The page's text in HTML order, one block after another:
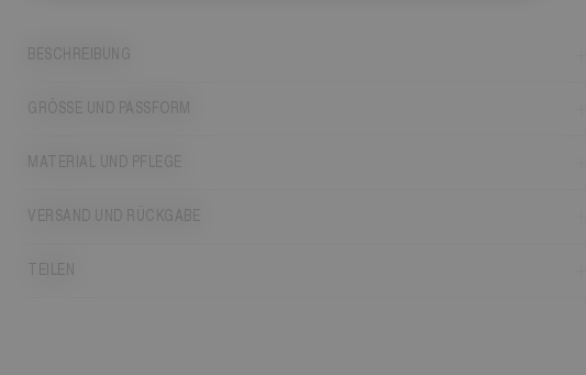
BESCHREIBUNG
GRÖSSE UND PASSFORM
MATERIAL UND PFLEGE
VERSAND UND RÜCKGABE
TEILEN